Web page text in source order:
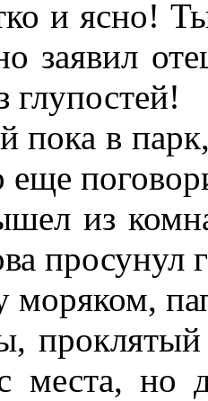
и ясно!
заявил
пока в
еще
из
просунул
места, но